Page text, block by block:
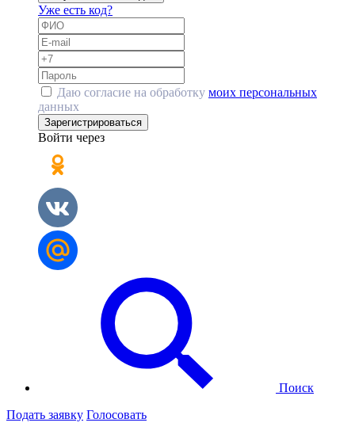
Уже есть код?
Даю согласие на обработку моих персональных
данных
Зарегистрироваться
Войти через
Поиск
Подать заявку Голосовать